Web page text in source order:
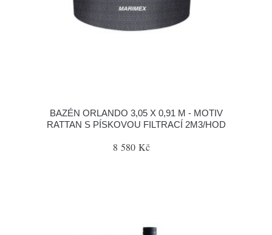
BAZÉN ORLANDO 3,05 X 0,91 M - MOTIV
RATTAN S PÍSKOVOU FILTRACÍ 2M3/HOD
8 580 Kč